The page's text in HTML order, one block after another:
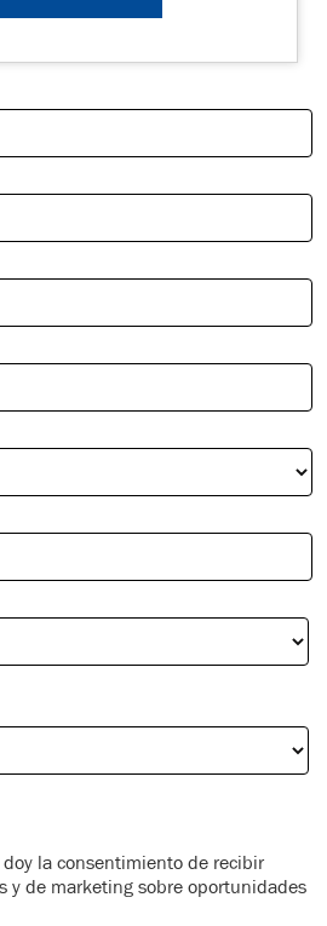
la consentimiento de recibir
y de marketingsobre oportunidades